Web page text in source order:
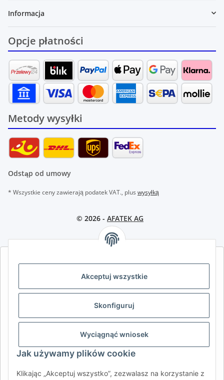
Akceptuj wszystkie
Skonfiguruj
Wyciągnąć wniosek
Jak używamy plików cookie
Klikając „Akceptuj wszystko”, zezwalasz na korzystanie z
Informacja
Opcje płatności
Metody wysyłki
Odstąp od umowy
* Wszystkie ceny zawierają podatek VAT., plus wysyłką
© 2026 - AFATEK AG
AFATEK INTERNATIONAL – WYBIERZ REGION I JĘZYK | SELECT
DE AT CH (DE) CH (FR)
BE (NL) BE (FR)
SE FI
RO HR